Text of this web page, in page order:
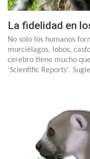
La fidelidad en
No solo los humanos
murciélagos, lobos,
cerebro tiene mucho
'Scientific Reports'.